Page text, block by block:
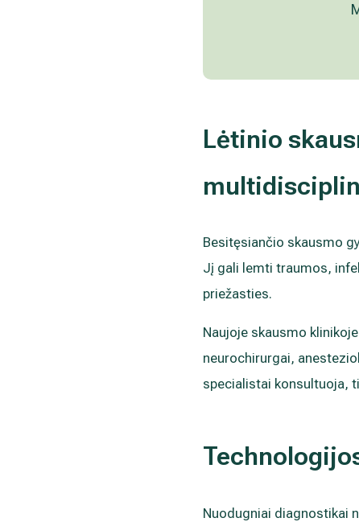
Lėtinio
Besitęsiančio skausmo
Jį gali lemti traumos,
priežasties.
Naujoje skausmo
neurochirurgai,
specialistai konsultuoja,
Nuodugniai diagnostikai